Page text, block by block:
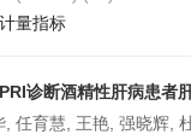
计量指标
诊断酒精性肝病患者
任育慧, 王艳, 强晓辉,